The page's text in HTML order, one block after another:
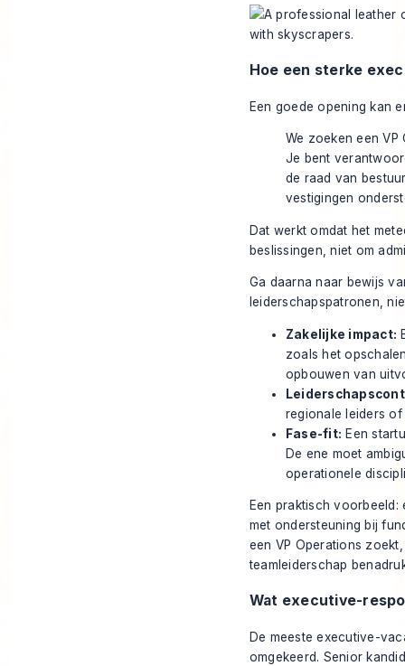
Hoe een sterke
Een goede opening kan
We zoeken een
Je bent
de raad van
vestigingen
Dat werkt omdat het
beslissingen, niet om
Ga daarna naar bewijs
leiderschapspatronen,
Zakelijke impact:
zoals het
opbouwen van
regionale leiders of
Fase-fit: Een
De ene moet
operationele
Een praktisch
met ondersteuning bij
een VP Operations
teamleiderschap
Wat executive-
De meeste executive-
omgekeerd. Senior